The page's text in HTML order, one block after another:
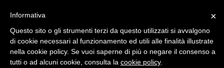
MOBILE
PROMOZIONI
×
Informativa
Questo sito o gli strumenti terzi da questo utilizzati si avvalgono
di cookie necessari al funzionamento ed utili alle finalità illustrate
nella cookie policy. Se vuoi saperne di più o negare il consenso a
tutti o ad alcuni cookie, consulta la cookie policy.